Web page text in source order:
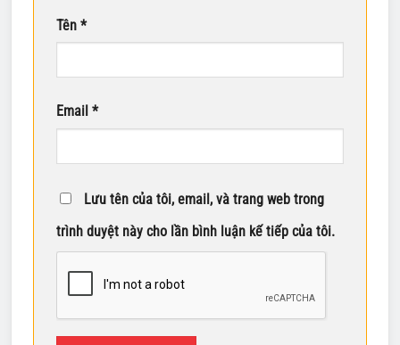
Tên *
Email *
Lưu tên của tôi, email, và trang web trong
trình duyệt này cho lần bình luận kế tiếp của tôi.